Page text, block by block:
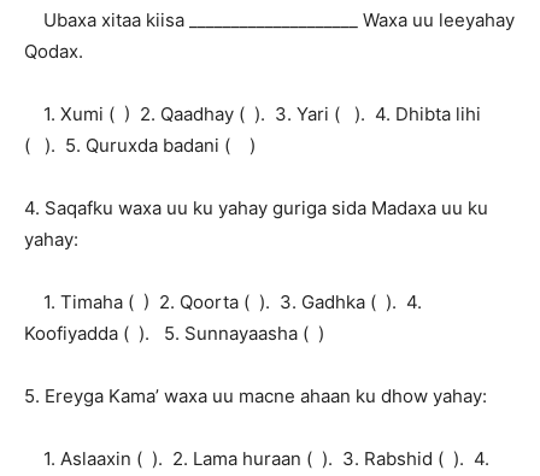
Ubaxa xitaa kiisa ____________________ Waxa uu leeyahay
Qodax.
1. Xumi ( ) 2. Qaadhay ( ). 3. Yari ( ). 4. Dhibta lihi
( ). 5. Quruxda badani ( )
4. Saqafku waxa uu ku yahay guriga sida Madaxa uu ku
yahay:
1. Timaha ( ) 2. Qoorta ( ). 3. Gadhka ( ). 4.
Koofiyadda ( ). 5. Sunnayaasha ( )
5. Ereyga Kama’ waxa uu macne ahaan ku dhow yahay:
1. Aslaaxin ( ). 2. Lama huraan ( ). 3. Rabshid ( ). 4.